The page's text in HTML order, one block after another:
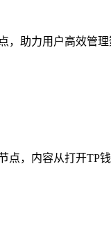
助力用户高效管
，内容从打开TP